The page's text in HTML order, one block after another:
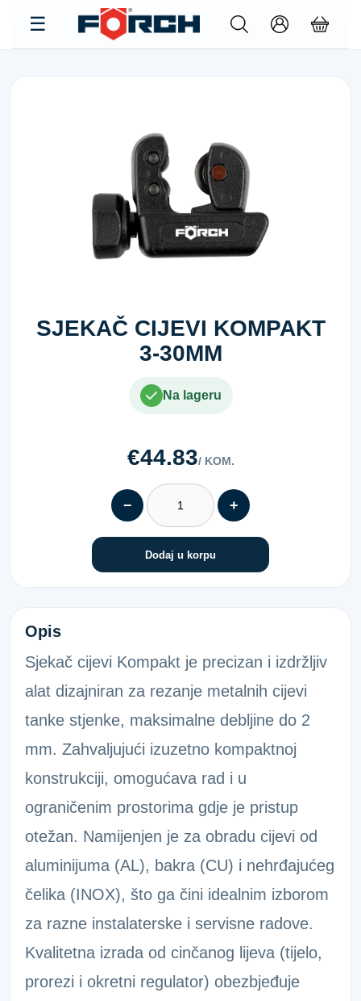
SJEKAČ CIJEVI KOMPAKT
3-30MM
Na lageru
€44.83/ KOM.
− +
Dodaj u korpu
SJEKAČ CIJEVI KOMPAKT 3-30MM
Opis
Sjekač cijevi Kompakt je precizan i izdržljiv
alat dizajniran za rezanje metalnih cijevi
tanke stjenke, maksimalne debljine do 2
mm. Zahvaljujući izuzetno kompaktnoj
konstrukciji, omogućava rad i u
ograničenim prostorima gdje je pristup
otežan. Namijenjen je za obradu cijevi od
aluminijuma (AL), bakra (CU) i nehrđajućeg
čelika (INOX), što ga čini idealnim izborom
za razne instalaterske i servisne radove.
Kvalitetna izrada od cinčanog lijeva (tijelo,
prorezi i okretni regulator) obezbjeđuje